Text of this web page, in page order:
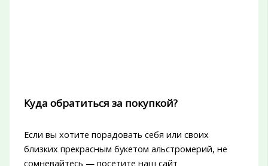
Куда обратиться за покупкой?
Если вы хотите порадовать себя или своих
близких прекрасным букетом альстромерий, не
сомневайтесь — посетите наш сайт